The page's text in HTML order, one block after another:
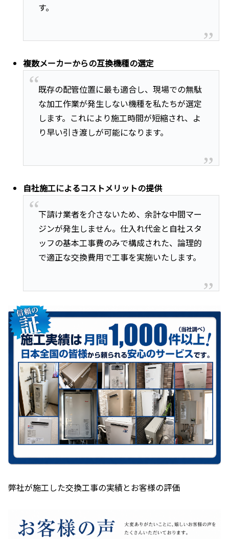
す。
複数メーカーからの互換機種の選定
既存の配管位置に最も適合し、現場での無駄
な加工作業が発生しない機種を私たちが選定
します。これにより施工時間が短縮され、よ
り早い引き渡しが可能になります。
自社施工によるコストメリットの提供
下請け業者を介さないため、余計な中間マー
ジンが発生しません。仕入れ代金と自社スタ
ッフの基本工事費のみで構成された、論理的
で適正な交換費用で工事を実施いたします。
弊社が施工した交換工事の実績とお客様の評価